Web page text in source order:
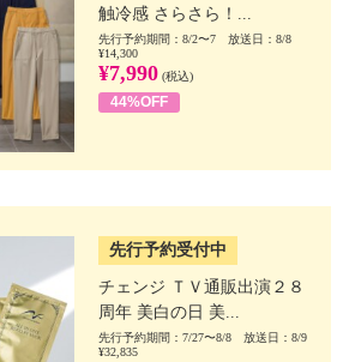
触冷感 さらさら！...
先行予約期間：8/2〜7 放送日：8/8
¥14,300
¥7,990 (税込)
44%OFF
先行予約受付中
チェンジ ＴＶ通販出演２８
周年 美白の日 美...
先行予約期間：7/27〜8/8 放送日：8/9
¥32,835